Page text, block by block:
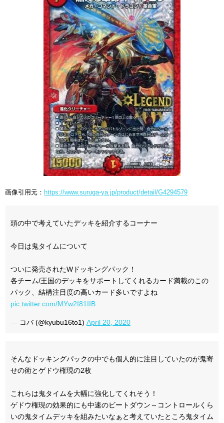
画像引用元： https://www.suruga-ya.jp/product/detail/G4294579
頭の中で考えていたデッキを紹介するコーナー
今日は鬼タイムについて
ついに発売されたWドッキングパック！
各チーム/王国のデッキをサポートしてくれるカード満載のこの
パック、結構注目度の高いカード多いですよね
pic.twitter.com/MYw2I81IIB
— コバ (@kyubu16to1) April 20, 2020
そんなドッキングパックの中でも個人的に注目していたのが鬼寄
せの術とゲドウ権現の2枚
これらは鬼タイムを大幅に強化してくれそう！
ゲドウ権現の効果的にも中速のビートダウン～コントロールくら
いの鬼タイムデッキを組みたいなぁと考えていたところ鬼タイム